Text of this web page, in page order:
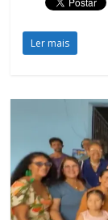
Ler mais